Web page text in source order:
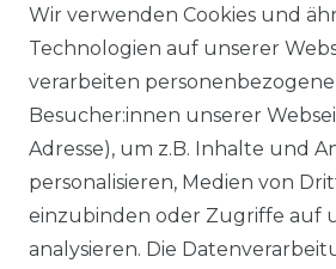
*inkl. ges. MwSt.zzgl.
G.I.G.A -
abzippbarer
WMN JCKT A
Wir verwenden Cookies und
Technologien auf unserer
verarbeiten
Besucher:innen unserer
Adresse), um z.B. Inhalte und
personalisieren, Medien von
einzubinden oder Zugriffe auf
analysieren. Die